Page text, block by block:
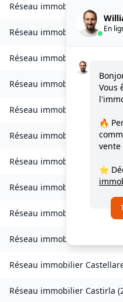
Réseau immobilier
Réseau immobilierZilia(
Réseau immobilier
Réseau immobilier Ampriani
Réseau immobilier
Réseau immobilier Borgo(
Réseau immobilier
Réseau immobilier Campana
Réseau immobilier Canale-
Réseau immobilier
Réseau immobilier
Réseau immobilier Castirla (
En
Vous
🔥
vente
⭐